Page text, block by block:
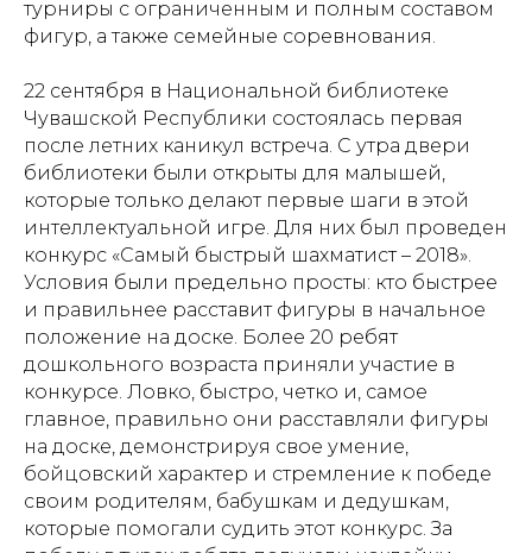
турниры с ограниченным и полным составом
фигур, а также семейные соревнования.
22 сентября в Национальной библиотеке
Чувашской Республики состоялась первая
после летних каникул встреча. С утра двери
библиотеки были открыты для малышей,
которые только делают первые шаги в этой
интеллектуальной игре. Для них был проведен
конкурс «Самый быстрый шахматист – 2018».
Условия были предельно просты: кто быстрее
и правильнее расставит фигуры в начальное
положение на доске. Более 20 ребят
дошкольного возраста приняли участие в
конкурсе. Ловко, быстро, четко и, самое
главное, правильно они расставляли фигуры
на доске, демонстрируя свое умение,
бойцовский характер и стремление к победе
своим родителям, бабушкам и дедушкам,
которые помогали судить этот конкурс. За